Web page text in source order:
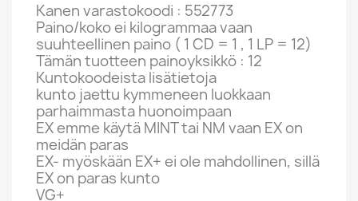
Kanen varastokoodi : 552773
Paino/koko ei kilogrammaa vaan
suuhteellinen paino ( 1 CD = 1 , 1 LP = 12)
Tämän tuotteen painoyksikkö : 12
Kuntokoodeista lisätietoja
kunto jaettu kymmeneen luokkaan
parhaimmasta huonoimpaan
EX emme käytä MINT tai NM vaan EX on
meidän paras
EX- myöskään EX+ ei ole mahdollinen, sillä
EX on paras kunto
VG+